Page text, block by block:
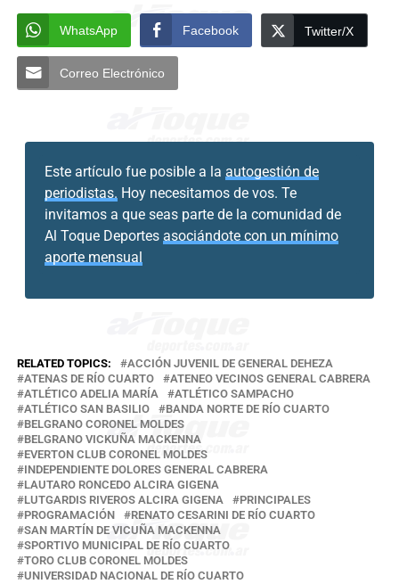
WhatsApp Facebook Twitter/X
Correo Electrónico
Este artículo fue posible a la autogestión de
periodistas. Hoy necesitamos de vos. Te
invitamos a que seas parte de la comunidad de
Al Toque Deportes asociándote con un mínimo
aporte mensual
RELATED TOPICS:
ACCIÓN JUVENIL DE GENERAL DEHEZA
ATENAS DE RÍO CUARTO
ATENEO VECINOS GENERAL CABRERA
ATLÉTICO ADELIA MARÍA
ATLÉTICO SAMPACHO
ATLÉTICO SAN BASILIO
BANDA NORTE DE RÍO CUARTO
BELGRANO CORONEL MOLDES
BELGRANO VICKUÑA MACKENNA
EVERTON CLUB CORONEL MOLDES
INDEPENDIENTE DOLORES GENERAL CABRERA
LAUTARO RONCEDO ALCIRA GIGENA
LUTGARDIS RIVEROS ALCIRA GIGENA
PRINCIPALES
PROGRAMACIÓN
RENATO CESARINI DE RÍO CUARTO
SAN MARTÍN DE VICUÑA MACKENNA
SPORTIVO MUNICIPAL DE RÍO CUARTO
TORO CLUB CORONEL MOLDES
UNIVERSIDAD NACIONAL DE RÍO CUARTO